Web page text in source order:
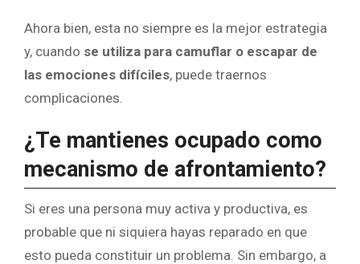
Ahora bien, esta no siempre es la mejor estrategia
y, cuando se utiliza para camuflar o escapar de
las emociones difíciles, puede traernos
complicaciones.
¿Te mantienes ocupado como
mecanismo de afrontamiento?
Si eres una persona muy activa y productiva, es
probable que ni siquiera hayas reparado en que
esto pueda constituir un problema. Sin embargo, a